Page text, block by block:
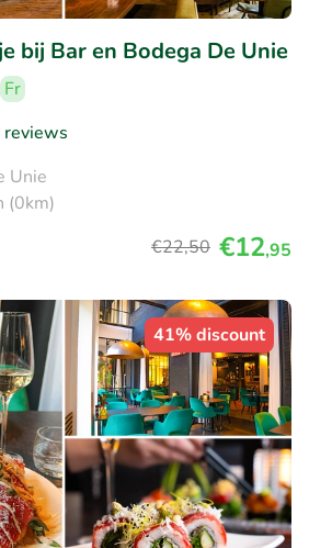
bij Bar en Bodega De Unie
Fr
reviews
Unie
(0km)
€22,50 €12,95
41% discount